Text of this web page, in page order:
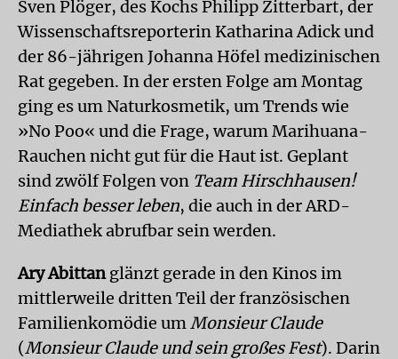
Sven Plöger, des Kochs Philipp Zitterbart, der
Wissenschaftsreporterin Katharina Adick und
der 86-jährigen Johanna Höfel medizinischen
Rat gegeben. In der ersten Folge am Montag
ging es um Naturkosmetik, um Trends wie
»No Poo« und die Frage, warum Marihuana-
Rauchen nicht gut für die Haut ist. Geplant
sind zwölf Folgen von Team Hirschhausen!
Einfach besser leben, die auch in der ARD-
Mediathek abrufbar sein werden.
Ary Abittanglänzt gerade in den Kinos im
mittlerweile dritten Teil der französischen
Familienkomödie umMonsieur Claude
(Monsieur Claude und sein großes Fest). Darin